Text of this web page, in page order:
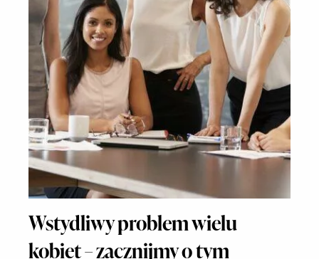
Wstydliwy problem wielu
kobiet – zacznijmy o tym